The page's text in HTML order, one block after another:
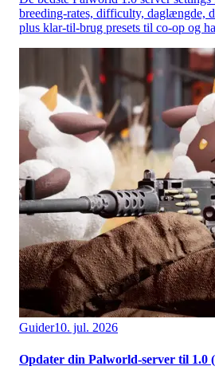
breeding-rates, difficulty, daglængde,
plus klar-til-brug presets til co-op og
Guider10. jul. 2026
Opdater din Palworld-server til 1.0